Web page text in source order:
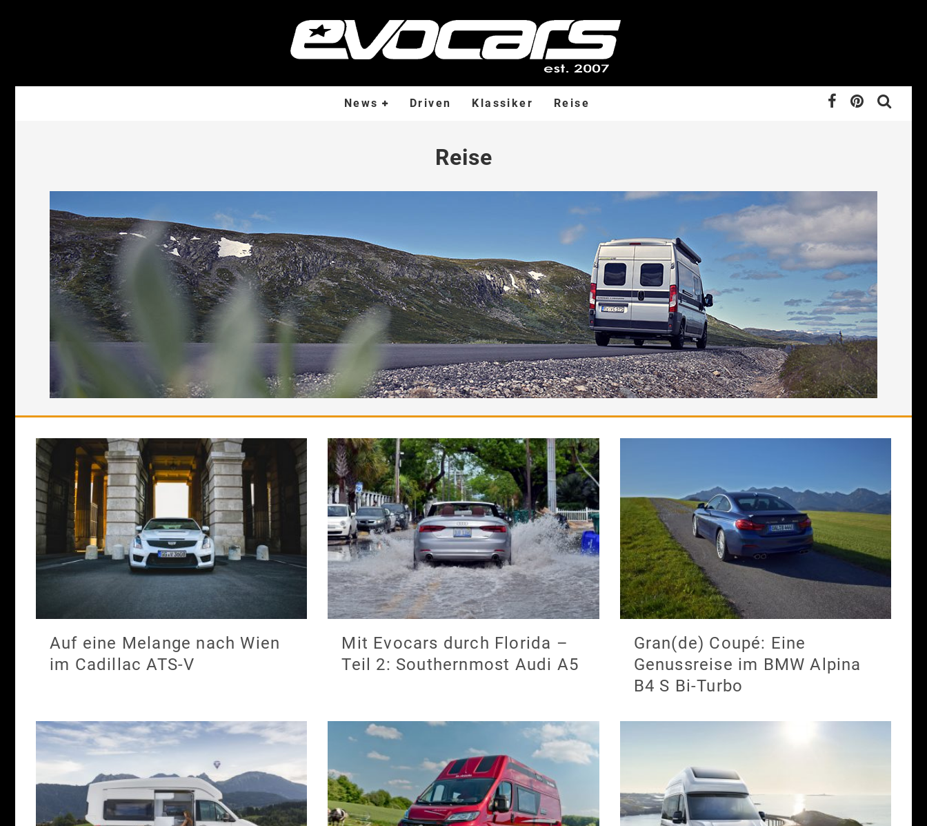
News Driven Klassiker Reise
Reise
Auf eine Melange nach Wien
im Cadillac ATS-V
Mit Evocars durch Florida –
Teil 2: Southernmost Audi A5
Gran(de) Coupé: Eine
Genussreise im BMW Alpina
B4 S Bi-Turbo